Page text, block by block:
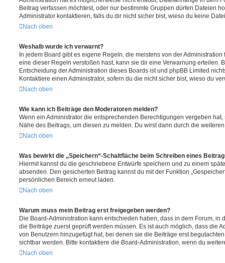
Beitrag verfassen möchtest, oder nur bestimmte Gruppen dürfen Dateien
Administrator kontaktieren, falls du dir nicht sicher bist, wieso du keine
Nach oben
Weshalb wurde ich verwarnt?
In jedem Board gibt es eigene Regeln, die meistens von der
eine dieser Regeln verstoßen hast, kann sie dir eine Verwarnung erteilen.
Entscheidung der Administration dieses Boards ist und phpBB Limited
Kontaktiere einen Administrator, sofern du die nicht sicher bist, wieso du
Nach oben
Wie kann ich Beiträge den Moderatoren melden?
Wenn ein Administrator die entsprechenden Berechtigungen vergeben
Nähe des Beitrags, um diesen zu melden. Du wirst dann durch die
Nach oben
Was bewirkt die „Speichern“-Schaltfläche beim Schreiben eines
Hiermit kannst du die geschriebene Entwürfe speichern und zu einem
absenden. Den gesicherten Beitrag kannst du mit der Funktion
persönlichen Bereich erneut laden.
Nach oben
Warum muss mein Beitrag erst freigegeben werden?
Die Board-Administration kann entschieden haben, dass in dem Forum, in
die Beiträge zuerst geprüft werden müssen. Es ist auch möglich, dass die
von Benutzern hinzugefügt hat, bei denen sie die Beiträge erst
sichtbar werden. Bitte kontaktiere die Board-Administration, wenn du
Nach oben